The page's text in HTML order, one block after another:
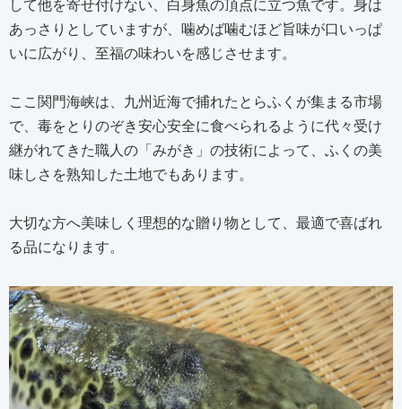
して他を寄せ付けない、白身魚の頂点に立つ魚です。身は
あっさりとしていますが、噛めば噛むほど旨味が口いっぱ
いに広がり、至福の味わいを感じさせます。
ここ関門海峡は、九州近海で捕れたとらふくが集まる市場
で、毒をとりのぞき安心安全に食べられるように代々受け
継がれてきた職人の「みがき」の技術によって、ふくの美
味しさを熟知した土地でもあります。
大切な方へ美味しく理想的な贈り物として、最適で喜ばれ
る品になります。